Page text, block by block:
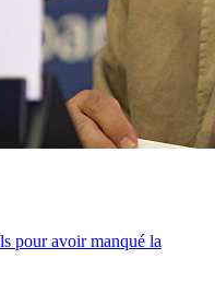
pour avoir manqué la